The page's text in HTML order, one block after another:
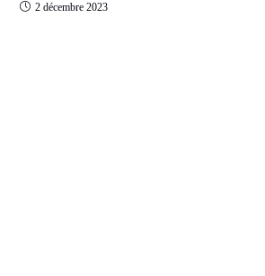
2 décembre 2023